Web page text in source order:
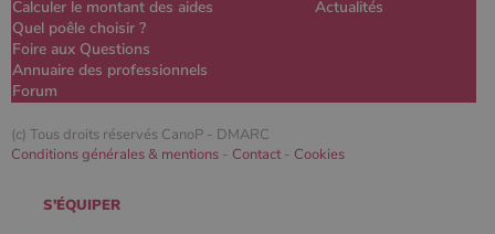
Calculer le montant des aides
Quel poêle choisir ?
Foire aux Questions
Annuaire des professionnels
Forum
Actualités
(c) Tous droits réservés CanoP - DMARC
Conditions générales & mentions - Contact - Cookies
S'ÉQUIPER